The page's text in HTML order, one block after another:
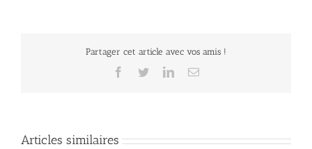
Partager cet article avec vos amis !
Facebook
TwitterLinkedInEmail
Articles similaires